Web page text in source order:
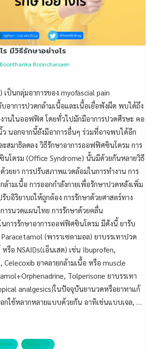
มีวิธีรักษาอย่างไร
Boontharika Boonchaisaen
เป็นกลุ่มอาการของ myofascial pain
อาการปวดกล้ามเนื้อและเนื้อเยื่อพังผืด พบได้ถึง
านในออฟฟิศ โดยทั่วไปมักมีอาการปวดศีรษะ คอ
นอกจากนี้ยังมีอาการอื่นๆ ร่วมที่อาจพบได้อีก
ะสมาธิลดลง วิธีรักษาอาการออฟฟิศซินโดรม การ
นโดรม (Office Syndrome) นั้นมีด้วยกันหลายวิธี
วยยา การปรับสภาพแวดล้อมในการทำงาน การ
ามเนื้อ การออกกำลังกายเพื่อรักษาปวดหลังเพิ่ม
บอิริยาบถให้ถูกต้อง การรักษาด้วยศาสตร์ทาง
ารนวดแผนไทย การรักษาด้วยคลื่น
การรักษาอาการออฟฟิศซินโดรม มีดังนี้ ยารับ
(พาราเซตามอล) ยาบรรเทาปวด
รือ NSAIDs(เอ็นเสด) เช่น Ibuprofen,
Celecoxib ยาคลายกล้ามเนื้อ หรือ muscle
Tolperisone ยาบรรเทา
analgesics)ในปัจจุบันยานวดหรือยาทาแก้
กใช้หลากหลายแบบด้วยกัน อาทิเช่นแบบเจล, …
, HEALTH